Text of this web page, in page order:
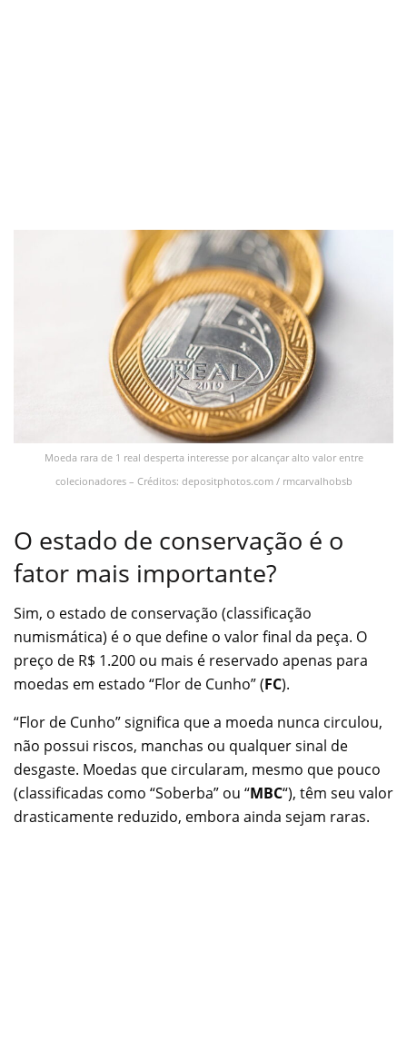
Moeda rara de 1 real desperta interesse por alcançar alto valor entre
colecionadores – Créditos: depositphotos.com / rmcarvalhobsb
O estado de conservação é o
fator mais importante?
Sim, o estado de conservação (classificação
numismática) é o que define o valor final da peça. O
preço de R$ 1.200 ou mais é reservado apenas para
moedas em estado “Flor de Cunho” (FC).
“Flor de Cunho” significa que a moeda nunca circulou,
não possui riscos, manchas ou qualquer sinal de
desgaste. Moedas que circularam, mesmo que pouco
(classificadas como “Soberba” ou “MBC“), têm seu valor
drasticamente reduzido, embora ainda sejam raras.